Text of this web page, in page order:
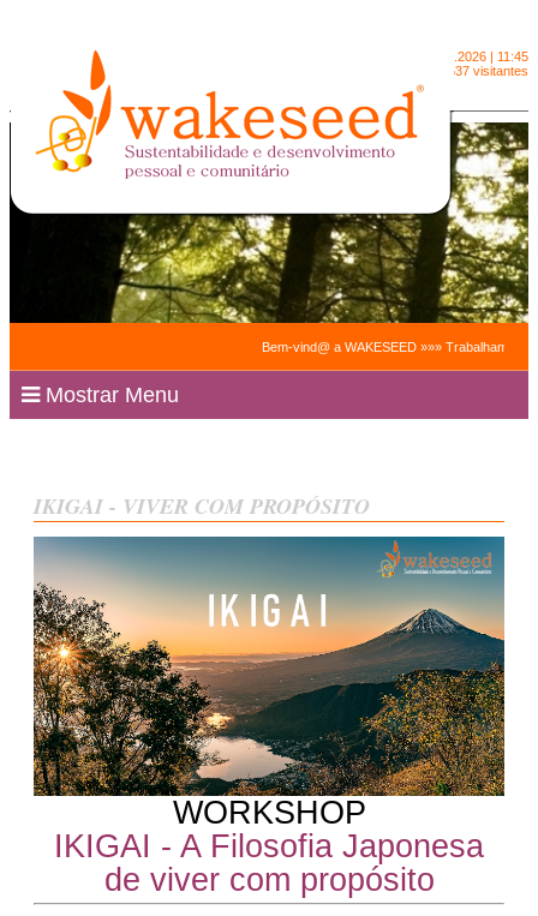
9.8.2026 | 11:45
2091537 visitantes
Bem-vind@ a WAKESEED »»» Trabalhamos
Mostrar Menu
IKIGAI - VIVER COM PROPÓSITO
WORKSHOP
IKIGAI - A Filosofia Japonesa
de viver com propósito